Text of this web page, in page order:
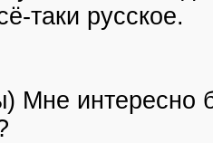
таки русское.
интересно